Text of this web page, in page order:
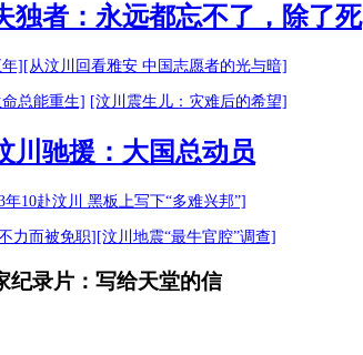
独者：永远都忘不了，除了死
] [从汶川回看雅安 中国志愿者的光与暗]
总能重生] [汶川震生儿：灾难后的希望]
川驰援：大国总动员
年10赴汶川 黑板上写下“多难兴邦”]
力而被免职][汶川地震“最牛官腔”调查]
纪录片：写给天堂的信